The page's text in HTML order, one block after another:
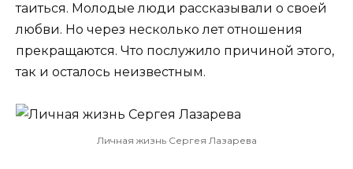
таиться. Молодые люди рассказывали о своей
любви. Но через несколько лет отношения
прекращаются. Что послужило причиной этого,
так и осталось неизвестным.
Личная жизнь Сергея Лазарева